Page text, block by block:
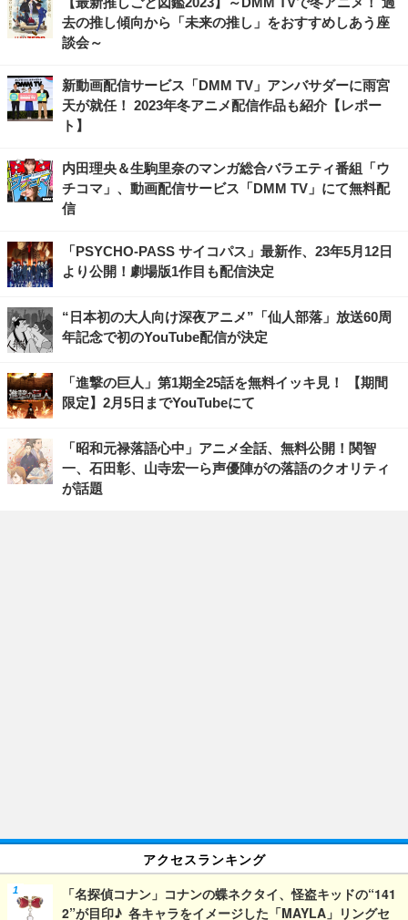
去の推し傾向から「未来の推し」をおすすめしあう座
談会～
新動画配信サービス「DMM TV」アンバサダーに雨宮
天が就任！ 2023年冬アニメ配信作品も紹介【レポー
ト】
内田理央＆生駒里奈のマンガ総合バラエティ番組「ウ
チコマ」、動画配信サービス「DMM TV」にて無料配
信
「PSYCHO-PASS サイコパス」最新作、23年5月12日
より公開！劇場版1作目も配信決定
“日本初の大人向け深夜アニメ”「仙人部落」放送60周
年記念で初のYouTube配信が決定
「進撃の巨人」第1期全25話を無料イッキ見！ 【期間
限定】2月5日までYouTubeにて
「昭和元禄落語心中」アニメ全話、無料公開！関智
一、石田彰、山寺宏一ら声優陣がの落語のクオリティ
が話題
アクセスランキング
「名探偵コナン」コナンの蝶ネクタイ、怪盗キッドの“141
2”が目印♪ 各キャラをイメージした「MAYLA」リングセ